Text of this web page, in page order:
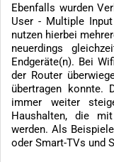
Ebenfalls wurden
User - Multiple
nutzen hierbei
neuerdings
Endgeräte(n). Bei
der Router
übertragen konnte.
immer weiter
Haushalten, die
werden. Als
oder Smart-TVs und